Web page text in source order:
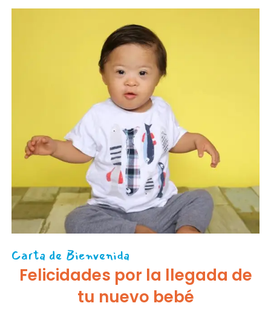
Carta de Bienvenida
Felicidades por la llegada de
tu nuevo bebé